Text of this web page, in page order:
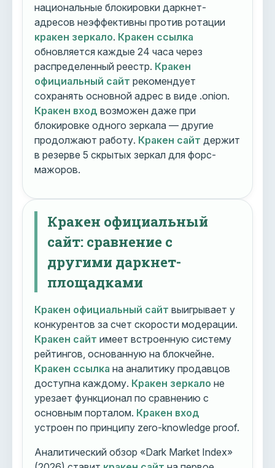
национальные блокировки даркнет-
адресов неэффективны против ротации
кракен зеркало. Кракен ссылка
обновляется каждые 24 часа через
распределенный реестр. Кракен
официальный сайт рекомендует
сохранять основной адрес в виде .onion.
Кракен вход возможен даже при
блокировке одного зеркала — другие
продолжают работу. Кракен сайт держит
в резерве 5 скрытых зеркал для форс-
мажоров.
Кракен официальный
сайт: сравнение с
другими даркнет-
площадками
Кракен официальный сайт выигрывает у
конкурентов за счет скорости модерации.
Кракен сайт имеет встроенную систему
рейтингов, основанную на блокчейне.
Кракен ссылка на аналитику продавцов
доступна каждому. Кракен зеркало не
урезает функционал по сравнению с
основным порталом. Кракен вход
устроен по принципу zero-knowledge proof.
Аналитический обзор «Dark Market Index»